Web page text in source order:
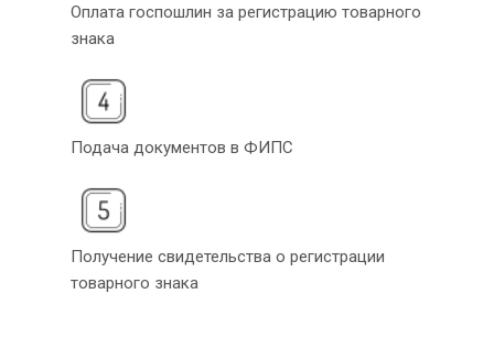
Оплата госпошлин за регистрацию товарного
знака
Подача документов в ФИПС
Получение свидетельства о регистрации
товарного знака